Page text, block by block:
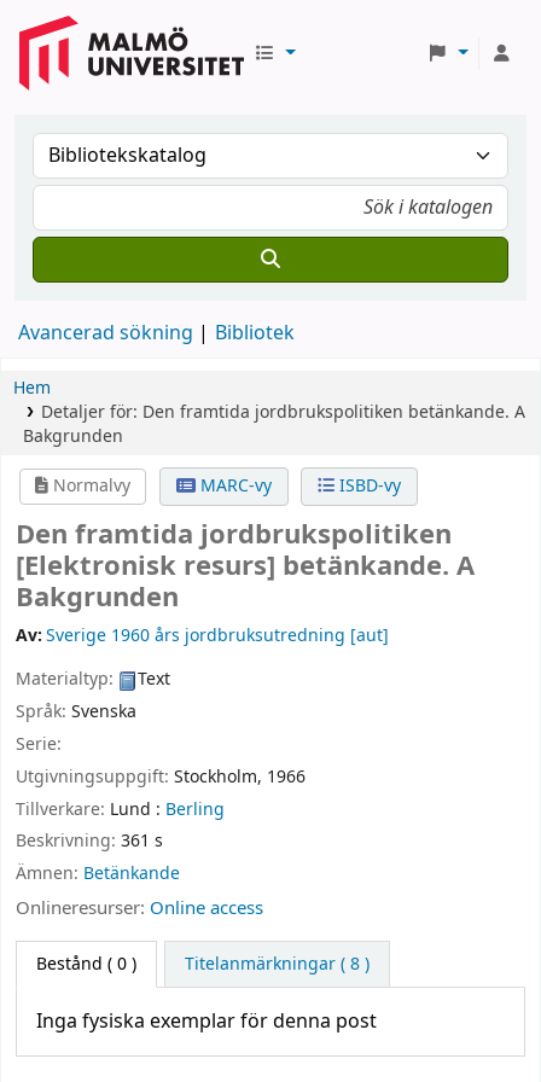
Avancerad sökning Bibliotek
Hem
Detaljer för: Den framtida jordbrukspolitiken betänkande. A
Bakgrunden
Normalvy
MARC-vy ISBD-vy
Den framtida jordbrukspolitiken
[Elektronisk resurs] betänkande. A
Bakgrunden
Av:Sverige 1960 års jordbruksutredning [aut]
Materialtyp:
Text
Språk: Svenska
Serie:
Utgivningsuppgift: Stockholm, 1966
Tillverkare: Lund : Berling
Beskrivning: 361 s
Ämnen: Betänkande
Onlineresurser: Online access
Bestånd ( 0 ) Titelanmärkningar ( 8 )
Inga fysiska exemplar för denna post